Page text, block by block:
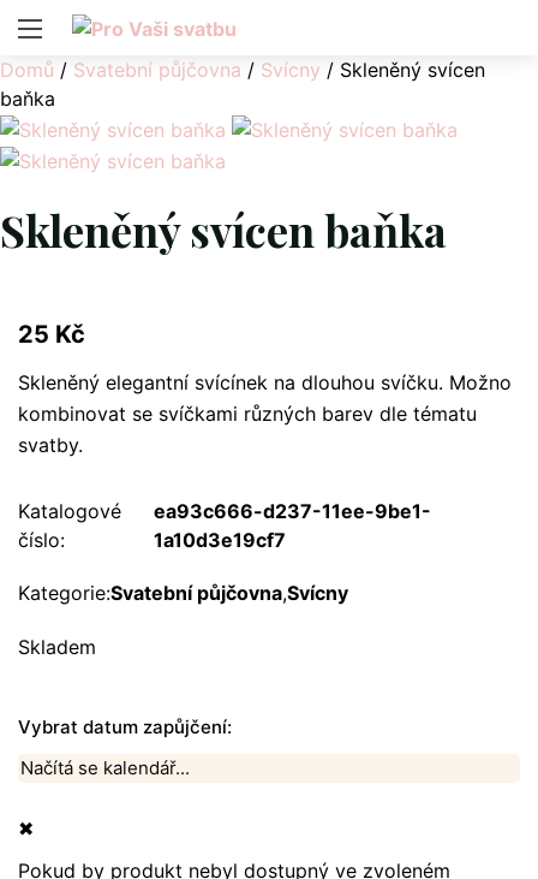
Domů / Svatební půjčovna / Svícny / Skleněný svícen
baňka
Skleněný svícen baňka
25 Kč
Skleněný elegantní svícínek na dlouhou svíčku. Možno
kombinovat se svíčkami různých barev dle tématu
svatby.
Katalogové
číslo:
ea93c666-d237-11ee-9be1-
1a10d3e19cf7
Kategorie:Svatební půjčovna,Svícny
Skladem
Vybrat datum zapůjčení:
✖
Pokud by produkt nebyl dostupný ve zvoleném